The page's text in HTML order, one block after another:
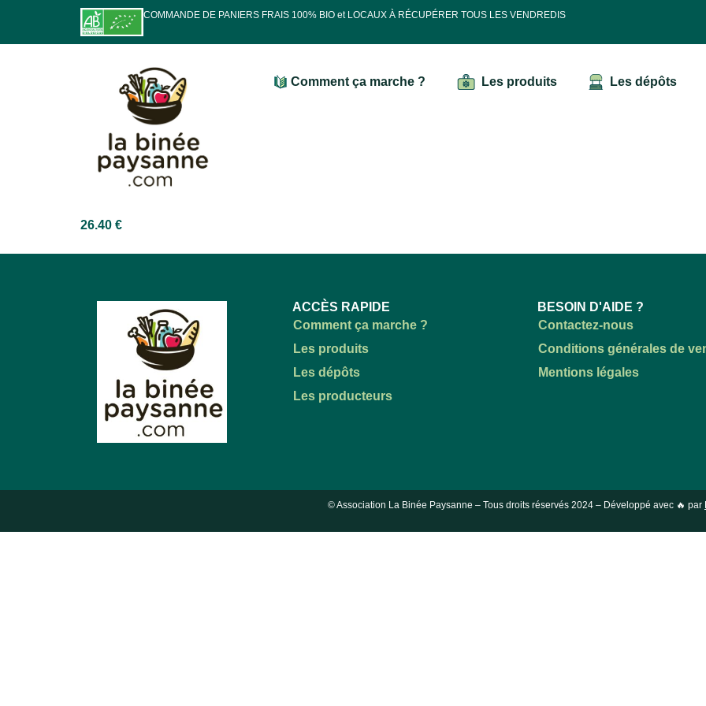
COMMANDE DE PANIERS FRAIS 100% BIO et LOCAUX À RÉCUPÉRER TOUS LES VENDREDIS
Comment ça marche ? Les produits Les dépôts
26.40 €
ACCÈS RAPIDE
Comment ça marche ?
Les produits
Les dépôts
Les producteurs
BESOIN D'AIDE ?
Contactez-nous
Conditions générales de
Mentions légales
© Association La Binée Paysanne – Tous droits réservés 2024 – Développé avec 🔥 par